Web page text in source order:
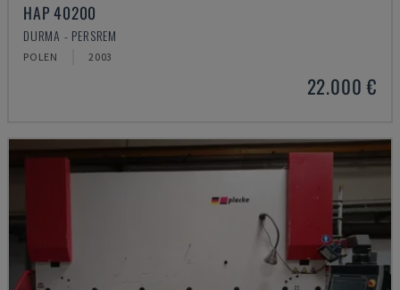
HAP 40200
DURMA - PERSREM
POLEN 2003
22.000 €